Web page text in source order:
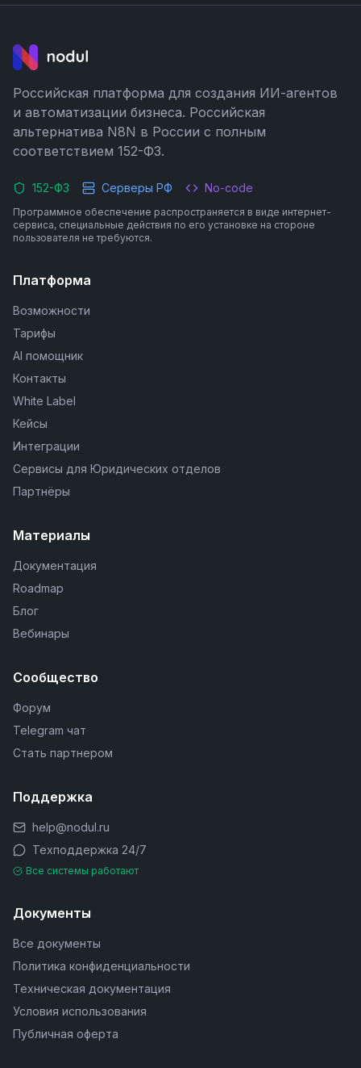
Российская платформа для создания ИИ-агентов
и автоматизации бизнеса. Российская
альтернатива N8N в России с полным
соответствием 152-ФЗ.
152-ФЗ Серверы РФ No-code
Программное обеспечение распространяется в виде интернет-
сервиса, специальные действия по его установке на стороне
пользователя не требуются.
Платформа
Возможности
Тарифы
AI помощник
Контакты
White Label
Кейсы
Интеграции
Сервисы для Юридических отделов
Партнёры
Материалы
Документация
Roadmap
Блог
Вебинары
Сообщество
Форум
Telegram чат
Стать партнером
Поддержка
help@nodul.ru
Техподдержка 24/7
Все системы работают
Документы
Все документы
Политика конфиденциальности
Техническая документация
Условия использования
Публичная оферта